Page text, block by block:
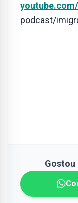
podcast/
Gostou